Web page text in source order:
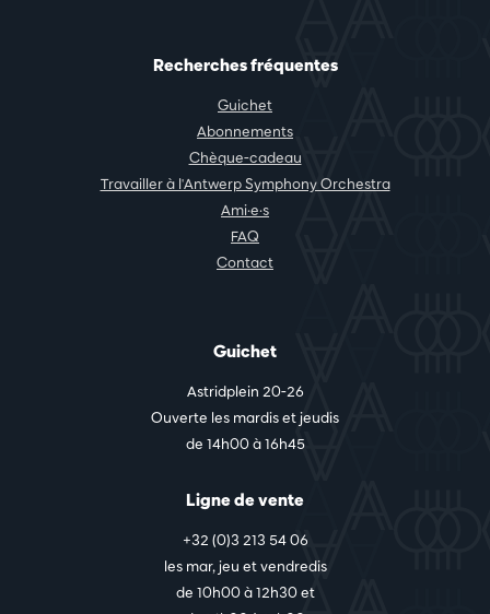
Recherches fréquentes
Guichet
Abonnements
Chèque-cadeau
Travailler à l'Antwerp Symphony Orchestra
Ami·e·s
FAQ
Contact
Guichet
Astridplein 20-26
Ouverte les mardis et jeudis
de 14h00 à 16h45
Ligne de vente
+32 (0)3 213 54 06
les mar, jeu et vendredis
de 10h00 à 12h30 et